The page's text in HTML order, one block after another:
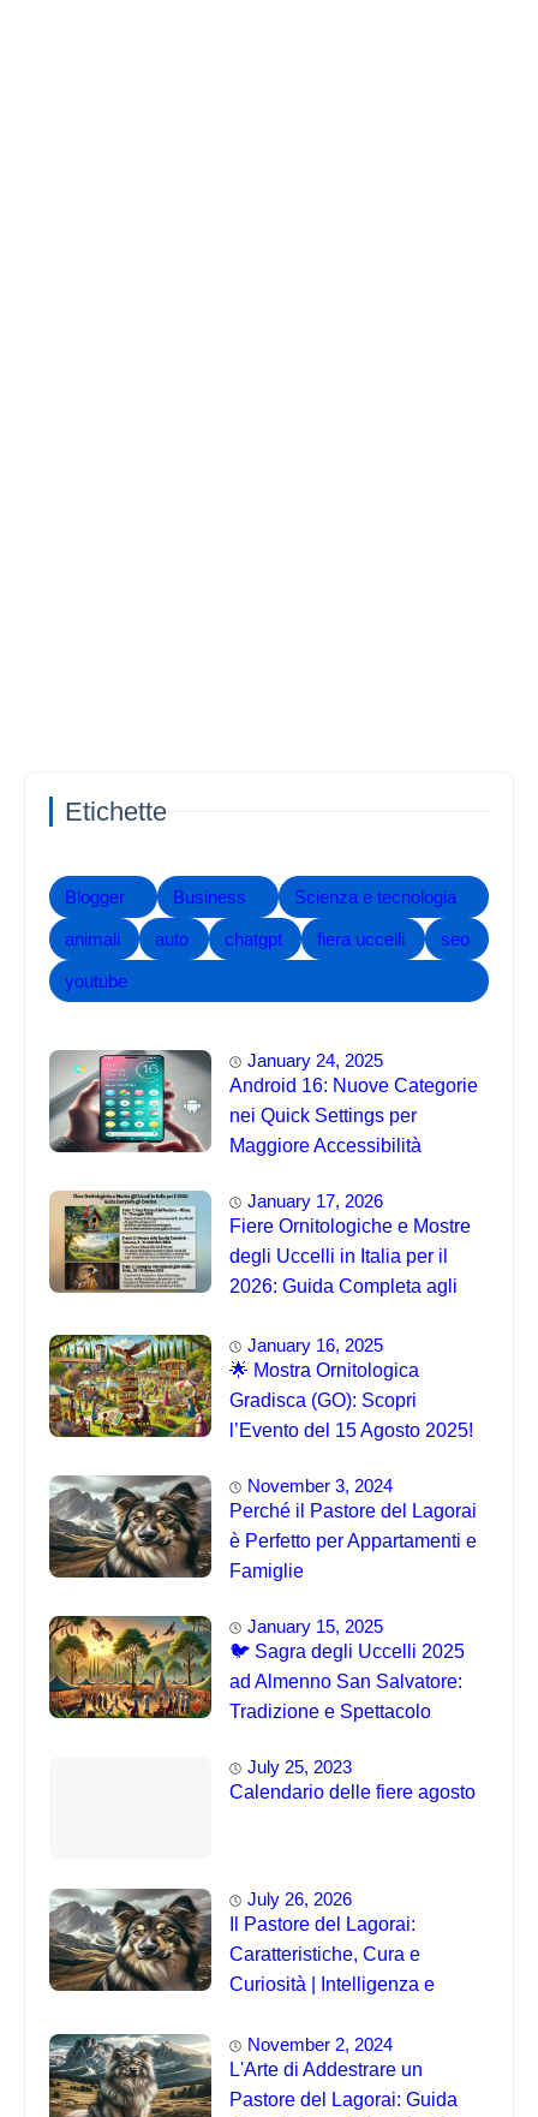
Etichette
Blogger Business Scienza e tecnologia
animali auto chatgpt fiera uccelli seo
youtube
January 24, 2025
Android 16: Nuove Categorie
nei Quick Settings per
Maggiore Accessibilità
January 17, 2026
Fiere Ornitologiche e Mostre
degli Uccelli in Italia per il
2026: Guida Completa agli
January 16, 2025
🌟 Mostra Ornitologica
Gradisca (GO): Scopri
l’Evento del 15 Agosto 2025!
November 3, 2024
Perché il Pastore del Lagorai
è Perfetto per Appartamenti e
Famiglie
January 15, 2025
🐦 Sagra degli Uccelli 2025
ad Almenno San Salvatore:
Tradizione e Spettacolo
July 25, 2023
Calendario delle fiere agosto
July 26, 2026
Il Pastore del Lagorai:
Caratteristiche, Cura e
Curiosità | Intelligenza e
November 2, 2024
L'Arte di Addestrare un
Pastore del Lagorai: Guida